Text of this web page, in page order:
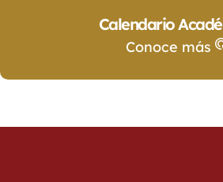
Calendario
Conoce más